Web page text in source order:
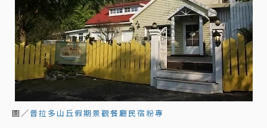
圖／普拉多山丘假期景觀餐廳民宿粉專